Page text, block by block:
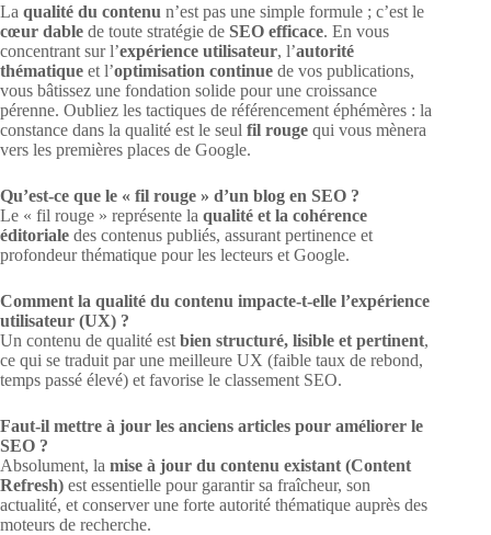
La qualité du contenu n’est pas une simple formule ; c’est le
cœur dable de toute stratégie de SEO efficace. En vous
concentrant sur l’expérience utilisateur, l’autorité
thématique et l’optimisation continue de vos publications,
vous bâtissez une fondation solide pour une croissance
pérenne. Oubliez les tactiques de référencement éphémères : la
constance dans la qualité est le seul fil rouge qui vous mènera
vers les premières places de Google.
Qu’est-ce que le « fil rouge » d’un blog en SEO ?
Le « fil rouge » représente la qualité et la cohérence
éditoriale des contenus publiés, assurant pertinence et
profondeur thématique pour les lecteurs et Google.
Comment la qualité du contenu impacte-t-elle l’expérience
utilisateur (UX) ?
Un contenu de qualité est bien structuré, lisible et pertinent,
ce qui se traduit par une meilleure UX (faible taux de rebond,
temps passé élevé) et favorise le classement SEO.
Faut-il mettre à jour les anciens articles pour améliorer le
SEO ?
Absolument, la mise à jour du contenu existant (Content
Refresh) est essentielle pour garantir sa fraîcheur, son
actualité, et conserver une forte autorité thématique auprès des
moteurs de recherche.